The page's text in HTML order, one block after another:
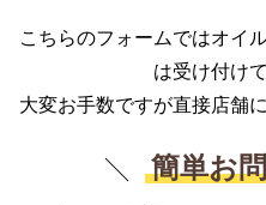
こちらのフォームではオイ
は受け付け
大変お手数ですが直接店舗
簡単お